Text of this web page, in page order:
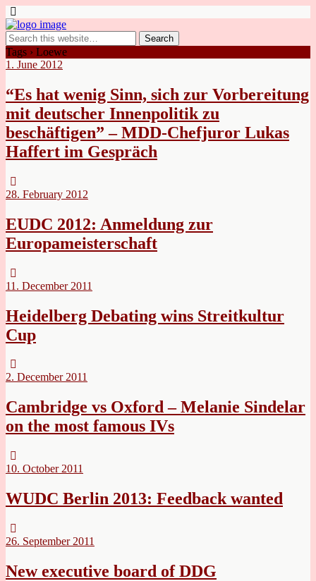
Tags › Loewe
1. June 2012
“Es hat wenig Sinn, sich zur Vorbereitung
mit deutscher Innenpolitik zu
beschäftigen” – MDD-Chefjuror Lukas
Haffert im Gespräch
28. February 2012
EUDC 2012: Anmeldung zur
Europameisterschaft
11. December 2011
Heidelberg Debating wins Streitkultur
Cup
2. December 2011
Cambridge vs Oxford – Melanie Sindelar
on the most famous IVs
10. October 2011
WUDC Berlin 2013: Feedback wanted
26. September 2011
New executive board of DDG